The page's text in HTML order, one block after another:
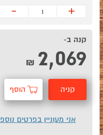
+
-
קנה ב-
2,069
₪
קניה הוסף
אני מעוניין בפרטים